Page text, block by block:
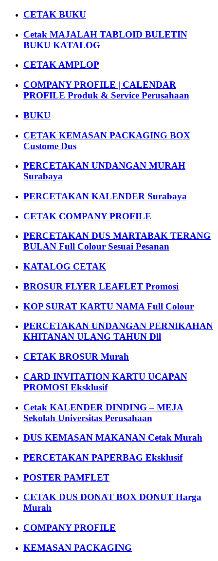
CETAK BUKU
Cetak MAJALAH TABLOID BULETIN
BUKU KATALOG
CETAK AMPLOP
COMPANY PROFILE | CALENDAR
PROFILE Produk & Service Perusahaan
BUKU
CETAK KEMASAN PACKAGING BOX
Custome Dus
PERCETAKAN UNDANGAN MURAH
Surabaya
PERCETAKAN KALENDER Surabaya
CETAK COMPANY PROFILE
PERCETAKAN DUS MARTABAK TERANG
BULAN Full Colour Sesuai Pesanan
KATALOG CETAK
BROSUR FLYER LEAFLET Promosi
KOP SURAT KARTU NAMA Full Colour
PERCETAKAN UNDANGAN PERNIKAHAN
KHITANAN ULANG TAHUN Dll
CETAK BROSUR Murah
CARD INVITATION KARTU UCAPAN
PROMOSI Eksklusif
Cetak KALENDER DINDING – MEJA
Sekolah Universitas Perusahaan
DUS KEMASAN MAKANAN Cetak Murah
PERCETAKAN PAPERBAG Eksklusif
POSTER PAMFLET
CETAK DUS DONAT BOX DONUT Harga
Murah
COMPANY PROFILE
KEMASAN PACKAGING